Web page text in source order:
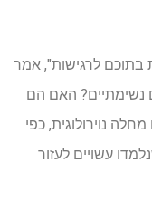
בתוכם לרגישות", אמר
נשימתיים? האם הם
נוירולוגית, כפי
עשויים לעזור